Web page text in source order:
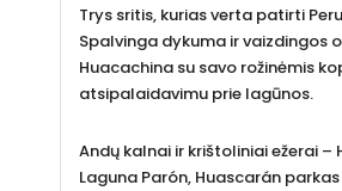
Trys sritis, kurias verta patirti
Spalvinga dykuma ir vaizdingos
Huacachina su savo rožinėmis
atsipalaidavimu prie lagūnos.
Andų kalnai ir krištoliniai ežerai –
Laguna Parón, Huascarán